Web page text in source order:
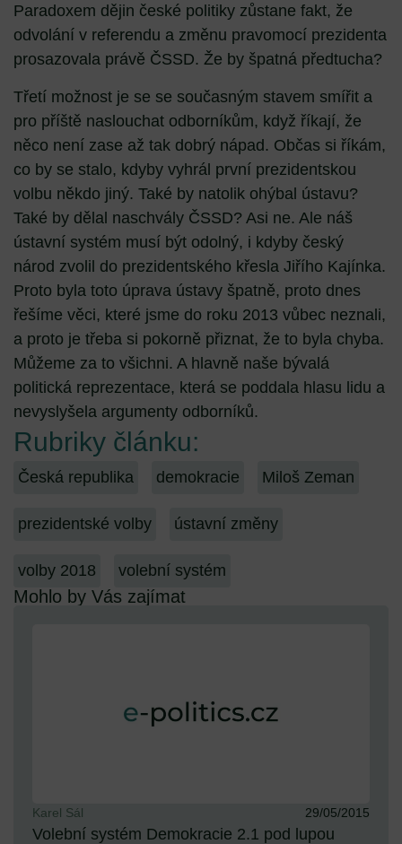
Paradoxem dějin české politiky zůstane fakt, že
odvolání v referendu a změnu pravomocí prezidenta
prosazovala právě ČSSD. Že by špatná předtucha?
Třetí možnost je se se současným stavem smířit a
pro příště naslouchat odborníkům, když říkají, že
něco není zase až tak dobrý nápad. Občas si říkám,
co by se stalo, kdyby vyhrál první prezidentskou
volbu někdo jiný. Také by natolik ohýbal ústavu?
Také by dělal naschvály ČSSD? Asi ne. Ale náš
ústavní systém musí být odolný, i kdyby český
národ zvolil do prezidentského křesla Jiřího Kajínka.
Proto byla toto úprava ústavy špatně, proto dnes
řešíme věci, které jsme do roku 2013 vůbec neznali,
a proto je třeba si pokorně přiznat, že to byla chyba.
Můžeme za to všichni. A hlavně naše bývalá
politická reprezentace, která se poddala hlasu lidu a
nevyslyšela argumenty odborníků.
Rubriky článku:
Česká republika demokracie Miloš Zeman
prezidentské volby ústavní změny
volby 2018 volební systém
Mohlo by Vás zajímat
Karel Sál 29/05/2015
Volební systém Demokracie 2.1 pod lupou